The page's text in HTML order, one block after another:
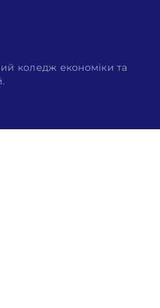
коледж економіки та